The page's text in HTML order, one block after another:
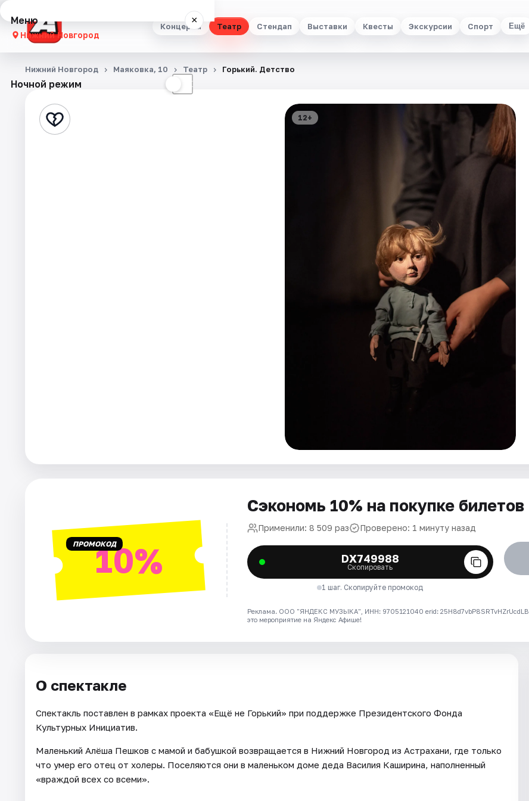
Концерты Театр Стендап Выставки Квесты Экскурсии Спорт Ещё
Меню ×
Нижний Новгород
Концерты
Стендап
Ночной режим ☾
Нижний Новгород Маяковка, 10 Театр Горький. Детство
12+
ПРОМОКОД10%
Сэкономь 10% на покупке билетов
Применили: 8 509 раз Проверено: 1 минуту назад
DX749988
Скопировать
1 шаг. Скопируйте промокод
Реклама. ООО "ЯНДЕКС МУЗЫКА", ИНН: 9705121040 erid: 25H8d7vbP8SRTvHZrUcdLB
это мероприятие на Яндекс Афише!
О спектакле
Спектакль поставлен в рамках проекта «Ещё не Горький» при поддержке Президентского Фонда
Культурных Инициатив.
Маленький Алёша Пешков с мамой и бабушкой возвращается в Нижний Новгород из Астрахани, где только
что умер его отец от холеры. Поселяются они в маленьком доме деда Василия Каширина, наполненный
«враждой всех со всеми».